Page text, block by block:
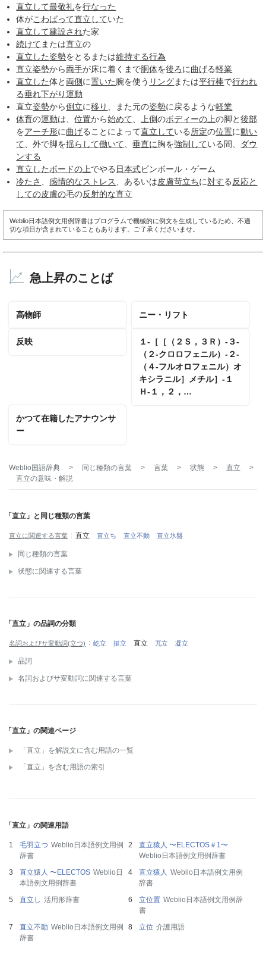
直立して最敬礼を行なった
体がこわばって直立していた
直立して建設された家
続けて または直立の
直立した姿勢をとるまたは維持する行為
直立姿勢から両手が床に着くまで胴体を後ろに曲げる軽業
直立した体と 両側に置いた腕を使う リングまたは平行棒で行われ
る垂れ下がり運動
直立姿勢から倒立に移り 、また元の姿勢に戻るような軽業
体育の運動は、位置から始めて 上側のボディーの上の脚と後部
をアーチ形に曲げることによって直立している所定の位置に動い
て 、外で脚を揺らして働いて 、垂直に胸を強制している間、
ダウ
ンする
直立したボードの上でやる 日本式ピンボール・ゲーム
冷たさ
、感情的なストレス 、あるいは皮膚苛立ちに対する 反応と
しての皮膚の毛の反射的な直立
Weblio日本語例文用例辞書はプログラムで機械的に例文を生成しているため、不適
切な項目が含まれていることもあります。ご了承くださいませ。
急上昇のことば
高物師 ニー・リフト
反映
１‐［［（２Ｓ，３Ｒ）‐３‐
（２‐クロロフェニル）‐２‐
（４‐フルオロフェニル）オ
キシラニル］メチル］‐１
Ｈ‐１，２，…
かつて在籍したアナウンサ
ー
Weblio国語辞典 > 同じ種類の言葉 > 言葉 > 状態 > 直立
>
直立の意味・解説
「直立」と同じ種類の言葉
直立に関連する言葉 直立 直立ち 直立不動 直立氷盤
同じ種類の言葉
状態に関連する言葉
「直立」の品詞の分類
名詞およびサ変動詞(立つ) 屹立 挺立 直立 兀立 凝立
品詞
名詞およびサ変動詞に関連する言葉
「直立」の関連ページ
「直立」を解説文に含む用語の一覧
「直立」を含む用語の索引
「直立」の関連用語
毛羽立つ Weblio日本語例文用例
辞書
直立猿人 〜ELECTOS＃1〜
Weblio日本語例文用例辞書
直立猿人 〜ELECTOS Weblio日
本語例文用例辞書
直立猿人 Weblio日本語例文用例
辞書
直立し 活用形辞書 立位置 Weblio日本語例文用例辞
書
直立不動 Weblio日本語例文用例
辞書
立位 介護用語